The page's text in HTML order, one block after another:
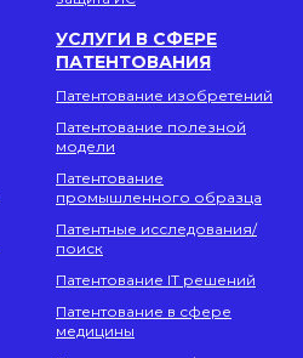
УСЛУГИ В СФЕРЕ
ПАТЕНТОВАНИЯ
Патентование изобретений
Патентование полезной
модели
Патентование
промышленного образца
Патентные исследования/
поиск
Патентование IT решений
Патентование в сфере
медицины